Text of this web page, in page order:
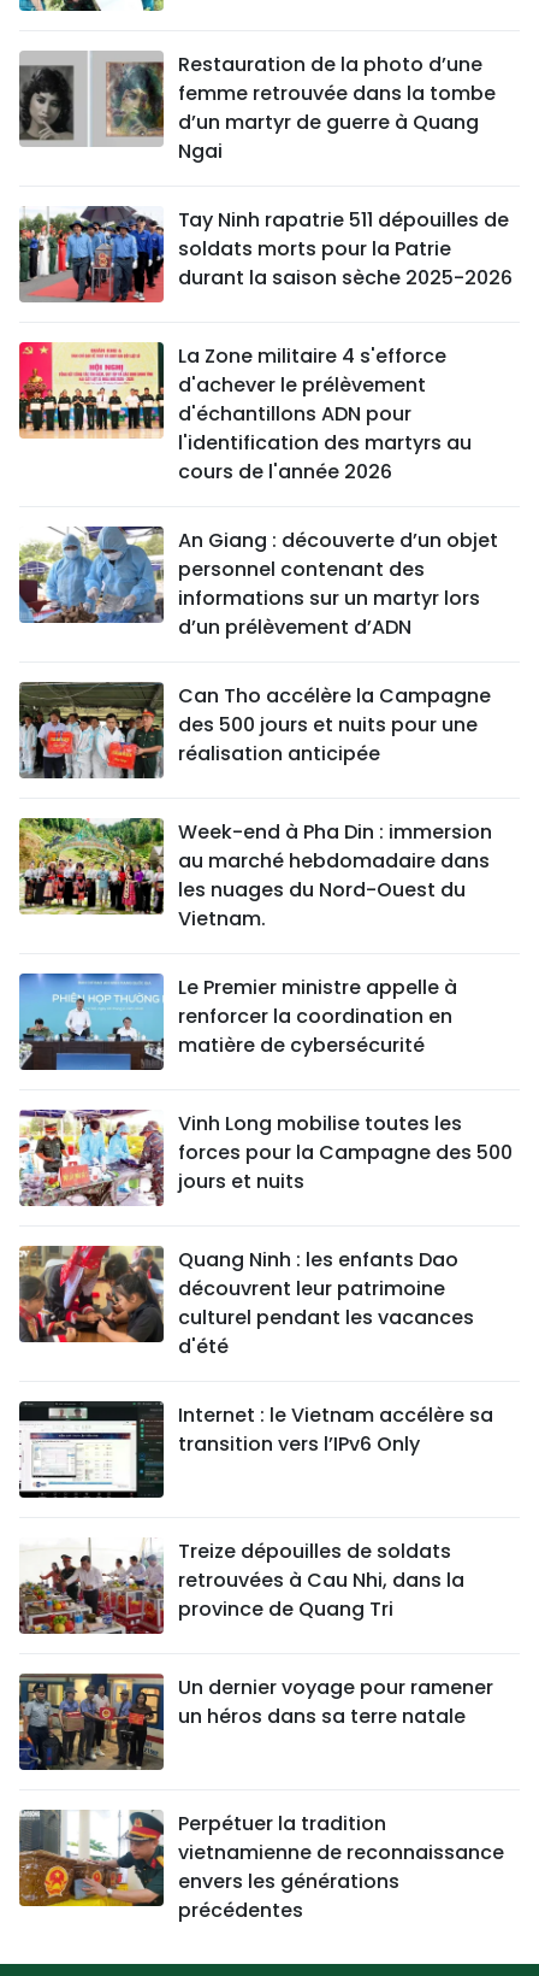
Restauration de la photo d’une
femme retrouvée dans la tombe
d’un martyr de guerre à Quang
Ngai
Tay Ninh rapatrie 511 dépouilles de
soldats morts pour la Patrie
durant la saison sèche 2025-2026
La Zone militaire 4 s'efforce
d'achever le prélèvement
d'échantillons ADN pour
l'identification des martyrs au
cours de l'année 2026
An Giang : découverte d’un objet
personnel contenant des
informations sur un martyr lors
d’un prélèvement d’ADN
Can Tho accélère la Campagne
des 500 jours et nuits pour une
réalisation anticipée
Week-end à Pha Din : immersion
au marché hebdomadaire dans
les nuages du Nord-Ouest du
Vietnam.
Le Premier ministre appelle à
renforcer la coordination en
matière de cybersécurité
Vinh Long mobilise toutes les
forces pour la Campagne des 500
jours et nuits
Quang Ninh : les enfants Dao
découvrent leur patrimoine
culturel pendant les vacances
d'été
Internet : le Vietnam accélère sa
transition vers l’IPv6 Only
Treize dépouilles de soldats
retrouvées à Cau Nhi, dans la
province de Quang Tri
Un dernier voyage pour ramener
un héros dans sa terre natale
Perpétuer la tradition
vietnamienne de reconnaissance
envers les générations
précédentes